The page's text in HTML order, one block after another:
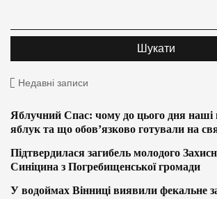
Недавні записи
Яблучний Спас: чому до цього дня наші
яблук та що обов’язково готували на
Підтвердилася загибель молодого
Синіцина з Погребищенської громади
У водоймах Вінниці виявили фекальне